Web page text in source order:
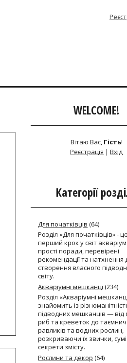
WELCOME!
Вітаю Вас, Гість!
Реєстрація | Вхід
Категорії
Для початківців (64)
Розділ «Для початківців» -
перший крок у світ
прості поради, перевірені
рекомендації та натхнення
створення власного
світу.
Акваріумні мешканці (234)
Розділ «Акваріумні
знайомить із
підводних мешканців — від
риб та креветок до
равликів та водних рослин,
розкриваючи їх звички,
секрети змісту.
Рослини та декор (64)